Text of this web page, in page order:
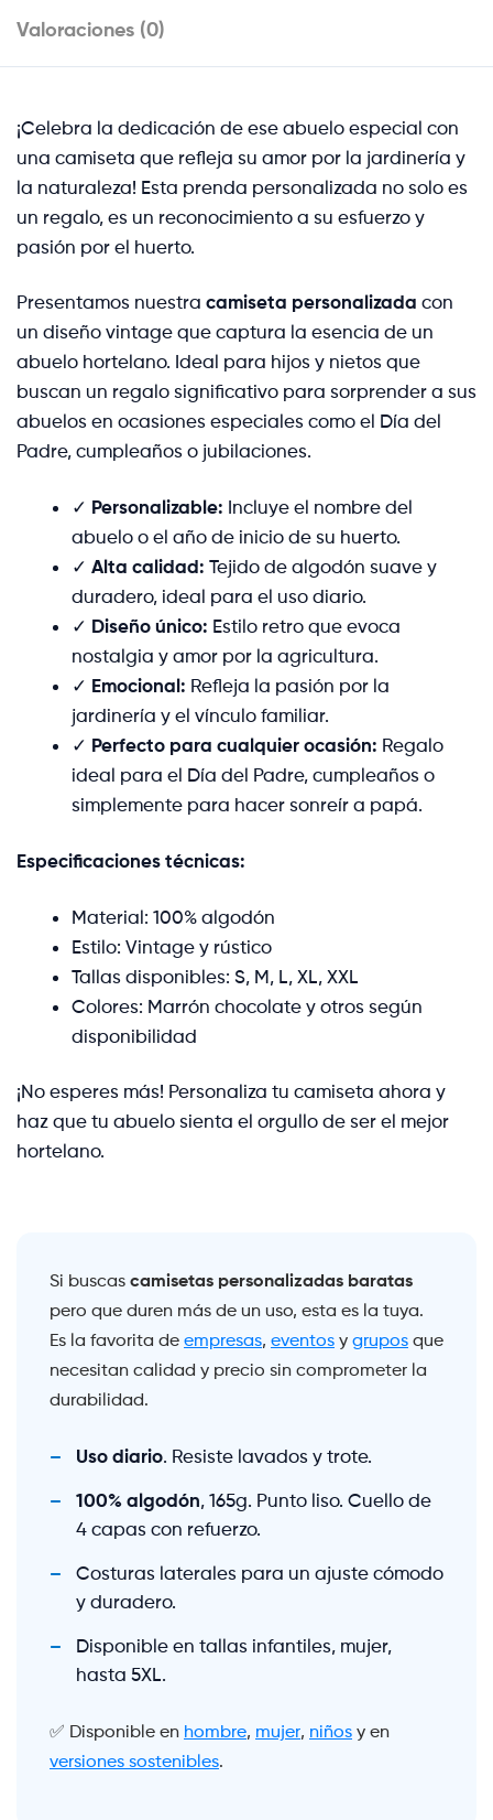
Valoraciones (0)
¡Celebra la dedicación de ese abuelo especial con
una camiseta que refleja su amor por la jardinería y
la naturaleza! Esta prenda personalizada no solo es
un regalo, es un reconocimiento a su esfuerzo y
pasión por el huerto.
Presentamos nuestra camiseta personalizada con
un diseño vintage que captura la esencia de un
abuelo hortelano. Ideal para hijos y nietos que
buscan un regalo significativo para sorprender a sus
abuelos en ocasiones especiales como el Día del
Padre, cumpleaños o jubilaciones.
✓ Personalizable: Incluye el nombre del
abuelo o el año de inicio de su huerto.
✓Alta calidad: Tejido de algodón suave y
duradero, ideal para el uso diario.
✓ Diseño único: Estilo retro que evoca
nostalgia y amor por la agricultura.
✓ Emocional: Refleja la pasión por la
jardinería y el vínculo familiar.
✓ Perfecto para cualquier ocasión: Regalo
ideal para el Día del Padre, cumpleaños o
simplemente para hacer sonreír a papá.
Especificaciones técnicas:
Material: 100% algodón
Estilo: Vintage y rústico
Tallas disponibles: S, M, L, XL, XXL
Colores: Marrón chocolate y otros según
disponibilidad
¡No esperes más! Personaliza tu camiseta ahora y
haz que tu abuelo sienta el orgullo de ser el mejor
hortelano.
Si buscas camisetas personalizadas baratas
pero que duren más de un uso, esta es la tuya.
Es la favorita de empresas, eventos y grupos que
necesitan calidad y precio sin comprometer la
durabilidad.
Uso diario. Resiste lavados y trote.
100% algodón, 165g. Punto liso. Cuello de
4 capas con refuerzo.
Costuras laterales para un ajuste cómodo
y duradero.
Disponible en tallas infantiles, mujer,
hasta 5XL.
✅ Disponible en hombre, mujer, niños y en
versiones sostenibles.